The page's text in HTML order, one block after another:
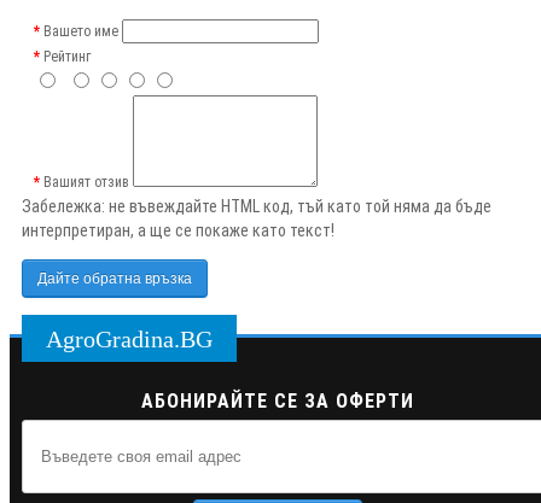
Вашето име
Рейтинг
Вашият отзив
Забележка: не въвеждайте HTML код, тъй като той няма да бъде
интерпретиран, а ще се покаже като текст!
Дайте обратна връзка
AgroGradina.BG
АБОНИРАЙТЕ СЕ ЗА ОФЕРТИ